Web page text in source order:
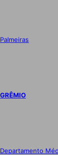
Palmeiras
GRÊMIO
Departamento